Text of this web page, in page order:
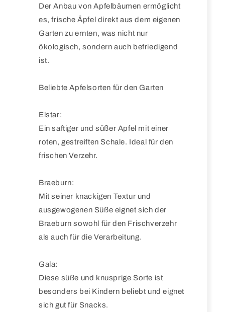
Der Anbau von Apfelbäumen ermöglicht
es, frische Äpfel direkt aus dem eigenen
Garten zu ernten, was nicht nur
ökologisch, sondern auch befriedigend
ist.
Beliebte Apfelsorten für den Garten
Elstar:
Ein saftiger und süßer Apfel mit einer
roten, gestreiften Schale. Ideal für den
frischen Verzehr.
Braeburn:
Mit seiner knackigen Textur und
ausgewogenen Süße eignet sich der
Braeburn sowohl für den Frischverzehr
als auch für die Verarbeitung.
Gala:
Diese süße und knusprige Sorte ist
besonders bei Kindern beliebt und eignet
sich gut für Snacks.